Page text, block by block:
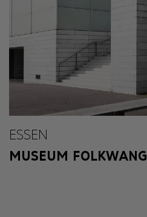
ESSEN
MUSEUM FOLKWANG